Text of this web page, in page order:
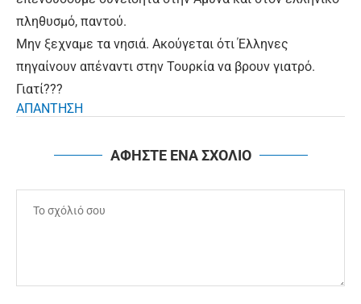
πληθυσμό, παντού.
Μην ξεχναμε τα νησιά. Ακούγεται ότι Έλληνες
πηγαίνουν απέναντι στην Τουρκία να βρουν γιατρό.
Γιατί???
ΑΠΑΝΤΗΣΗ
ΑΦΗΣΤΕ ΕΝΑ ΣΧΟΛΙΟ